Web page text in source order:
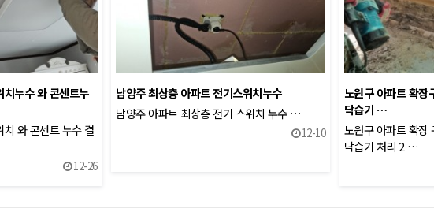
누수 와 콘센트누
와 콘센트 누수 결
12-26
남양주 최상층 아파트 전기스위치누수
남양주 아파트 최상층 전기 스위치 누수 …
12-10
노원구 아파트 확장
닥습기 …
노원구 아파트 확장
닥습기 처리 2 …